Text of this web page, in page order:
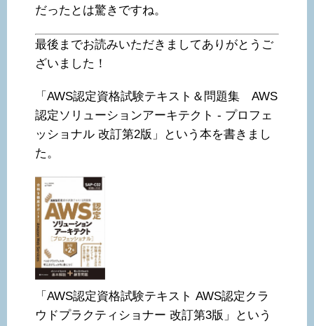
だったとは驚きですね。
最後までお読みいただきましてありがとうご
ざいました！
「AWS認定資格試験テキスト＆問題集 AWS
認定ソリューションアーキテクト - プロフェ
ッショナル 改訂第2版」という本を書きまし
た。
「AWS認定資格試験テキスト AWS認定クラ
ウドプラクティショナー 改訂第3版」という